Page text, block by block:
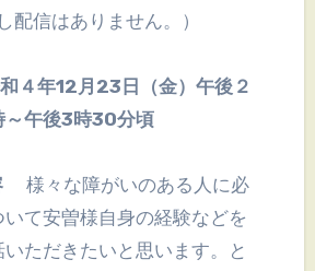
配信はありません。）
４年12月23日（金）午後２
～午後3時30分頃
様々な障がいのある人に必
て安曽様自身の経験などを
ただきたいと思います。と